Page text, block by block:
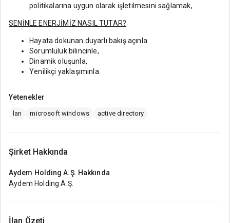
politikalarına uygun olarak işletilmesini sağlamak,
SENİNLE ENERJİMİZ NASIL TUTAR?
Hayata dokunan duyarlı bakış açınla
Sorumluluk bilincinle,
Dinamik oluşunla,
Yenilikçi yaklaşımınla.
Yetenekler
lan microsoft windows active directory
Şirket Hakkında
Aydem Holding A.Ş. Hakkında
Aydem Holding A.Ş.
İlan Özeti